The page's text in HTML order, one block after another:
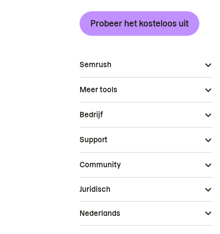
Probeer het kosteloos uit
Semrush
Meer tools
Bedrijf
Support
Community
Juridisch
Nederlands